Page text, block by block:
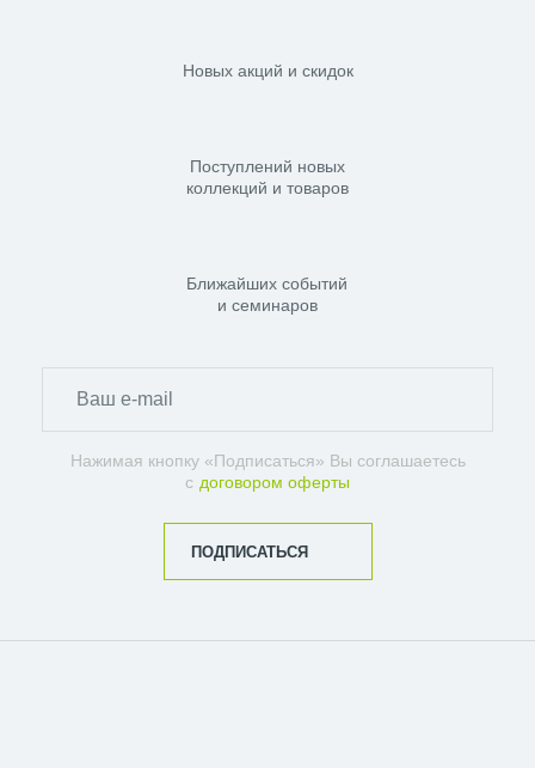
Новых акций и скидок
Поступлений новых
коллекций и товаров
Ближайших событий
и семинаров
Нажимая кнопку «Подписаться» Вы соглашаетесь
с договором оферты
ПОДПИСАТЬСЯ